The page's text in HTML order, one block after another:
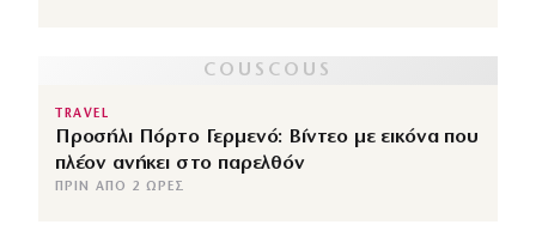
TRAVEL
Προσήλι Πόρτο Γερμενό: Βίντεο με εικόνα που
πλέον ανήκει στο παρελθόν
ΠΡΙΝ ΑΠΌ 2 ΏΡΕΣ